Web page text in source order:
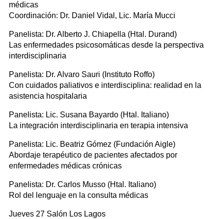
médicas
Coordinación: Dr. Daniel Vidal, Lic. María Mucci
Panelista: Dr. Alberto J. Chiapella (Htal. Durand)
Las enfermedades psicosomáticas desde la perspectiva
interdisciplinaria
Panelista: Dr. Alvaro Sauri (Instituto Roffo)
Con cuidados paliativos e interdisciplina: realidad en la
asistencia hospitalaria
Panelista: Lic. Susana Bayardo (Htal. Italiano)
La integración interdisciplinaria en terapia intensiva
Panelista: Lic. Beatriz Gómez (Fundación Aigle)
Abordaje terapéutico de pacientes afectados por
enfermedades médicas crónicas
Panelista: Dr. Carlos Musso (Htal. Italiano)
Rol del lenguaje en la consulta médicas
Jueves 27 Salón Los Lagos